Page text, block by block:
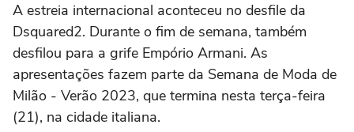
A estreia internacional aconteceu no desfile da
Dsquared2. Durante o fim de semana, também
desfilou para a grife Empório Armani. As
apresentações fazem parte da Semana de Moda de
Milão - Verão 2023, que termina nesta terça-feira
(21), na cidade italiana.